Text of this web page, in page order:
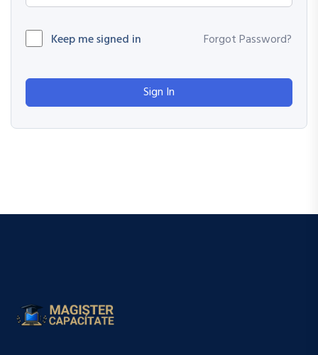
Keep me signed in Forgot Password?
Sign In